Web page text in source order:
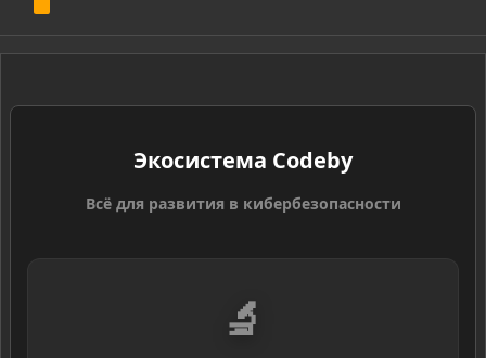
S
Экосистема Codeby
Всё для развития в кибербезопасности
🔬